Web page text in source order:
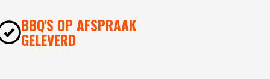
BBQ'S OP AFSPRAAK
GELEVERD